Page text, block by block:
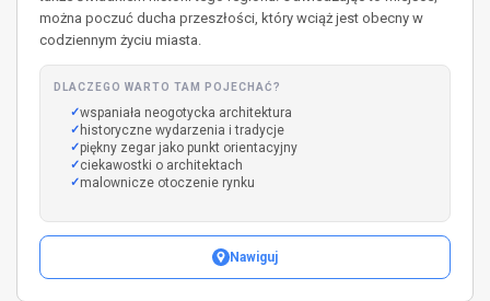
można poczuć ducha przeszłości, który wciąż jest obecny w
codziennym życiu miasta.
DLACZEGO WARTO TAM POJECHAĆ?
wspaniała neogotycka architektura
historyczne wydarzenia i tradycje
piękny zegar jako punkt orientacyjny
ciekawostki o architektach
malownicze otoczenie rynku
Nawiguj